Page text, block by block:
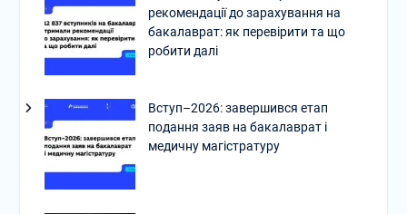
рекомендації до зарахування на
бакалаврат: як перевірити та що
робити далі
Вступ–2026: завершився етап
подання заяв на бакалаврат і
медичну магістратуру